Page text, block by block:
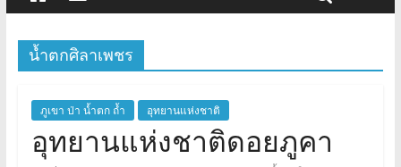
น้ำตกศิลาเพชร
ภูเขา ป่า น้ำตก ถ้ำ อุทยานแห่งชาติ
อุทยานแห่งชาติดอยภูคา